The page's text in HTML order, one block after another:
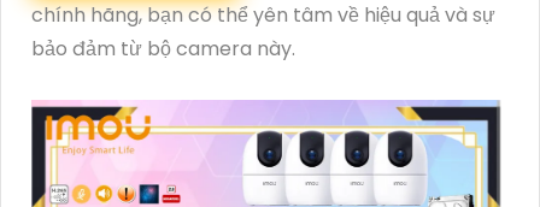
chính hãng, bạn có thể yên tâm về hiệu quả và sự
bảo đảm từ bộ camera này.